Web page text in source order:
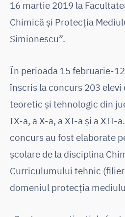
16 martie 2019 la
Chimică și Protecția
Simionescu”.
În perioada 15 februarie-
înscris la concurs 203
teoretic și tehnologic din
IX-a, a X-a, a XI-a și a XII-
concurs au fost elaborate
școlare de la disciplina
Curriculumului tehnic
domeniul protecția